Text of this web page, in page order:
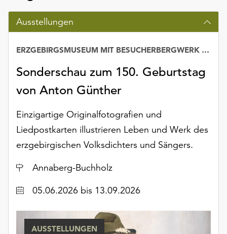
anpassen,
erreichen
Sie
Einstellungen
über
die
Schaltfläche
Weitere
Informationen
finden
Datenschutzerklärung
dem
Impressum
Ausstellungen
Sonderschau zum 150. Geburtstag
von Anton Günther
ERZGEBIRGSMUSEUM MIT BESUCHERBERGWERK „IM GÖSSNER“
Einzigartige Originalfotografien und
Liedpostkarten illustrieren Leben und Werk des
erzgebirgischen Volksdichters und Sängers.
Ort
Annaberg-Buchholz
Datum05.06.2026 bis 13.09.2026
AUSSTELLUNGEN